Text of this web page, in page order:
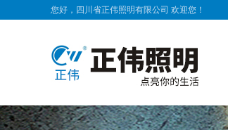
您好，四川省正伟照明有限公司 欢迎您！